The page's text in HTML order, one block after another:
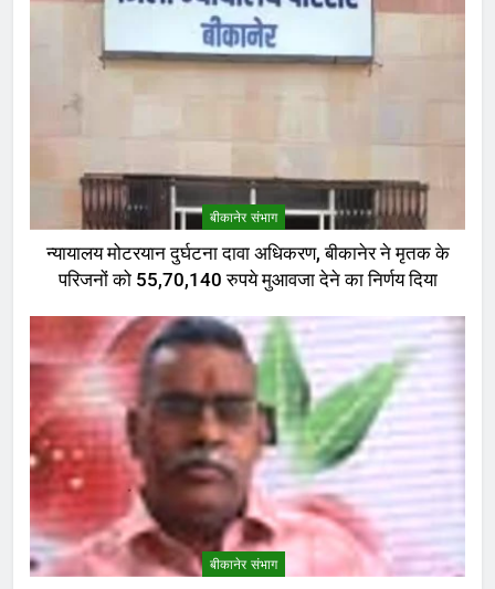
बीकानेर संभाग
न्यायालय मोटरयान दुर्घटना दावा अधिकरण, बीकानेर ने मृतक के
परिजनों को 55,70,140 रुपये मुआवजा देने का निर्णय दिया
बीकानेर संभाग